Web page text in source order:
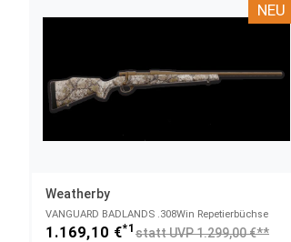
NEU
Weatherby
VANGUARD BADLANDS​ .308Win Repetierbüchse
1.169,10 €*1 statt UVP 1.299,00 €**